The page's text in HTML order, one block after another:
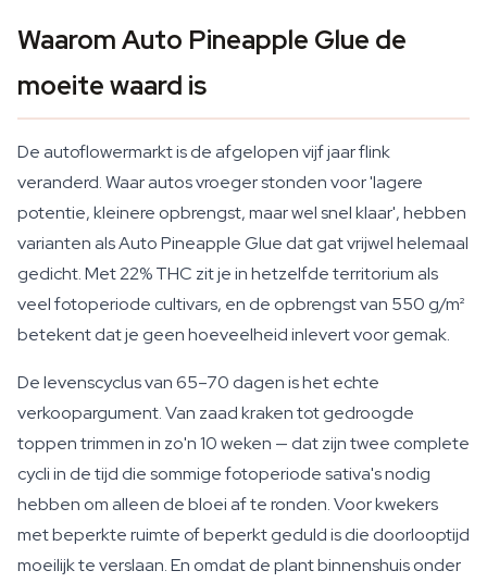
Waarom Auto Pineapple Glue de
moeite waard is
De autoflowermarkt is de afgelopen vijf jaar flink
veranderd. Waar autos vroeger stonden voor 'lagere
potentie, kleinere opbrengst, maar wel snel klaar', hebben
varianten als Auto Pineapple Glue dat gat vrijwel helemaal
gedicht. Met 22% THC zit je in hetzelfde territorium als
veel fotoperiode cultivars, en de opbrengst van 550 g/m²
betekent dat je geen hoeveelheid inlevert voor gemak.
De levenscyclus van 65–70 dagen is het echte
verkoopargument. Van zaad kraken tot gedroogde
toppen trimmen in zo'n 10 weken — dat zijn twee complete
cycli in de tijd die sommige fotoperiode sativa's nodig
hebben om alleen de bloei af te ronden. Voor kwekers
met beperkte ruimte of beperkt geduld is die doorlooptijd
moeilijk te verslaan. En omdat de plant binnenshuis onder